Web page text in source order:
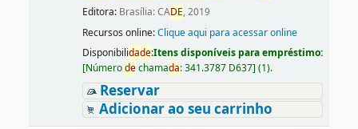
Editora: Brasília: CADE, 2019
Recursos online:Clique aqui para acessar online
Disponibilidade:Itens disponíveis para empréstimo:
[Númerodechamada:341.3787 D637] (1).
Reservar
Adicionar ao seu carrinho